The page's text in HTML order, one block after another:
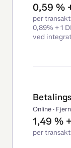
0,59 %
per
0,89% + 1
ved
Online ·
1,49 %
per